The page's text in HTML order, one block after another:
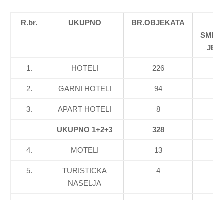
R.br. UKUPNO BR.OBJEKATA
1. HOTELI 226
2. GARNI HOTELI 94
3. APART HOTELI 8
UKUPNO 1+2+3 328
4. MOTELI 13
5.
TURISTICKA
NASELJA
4